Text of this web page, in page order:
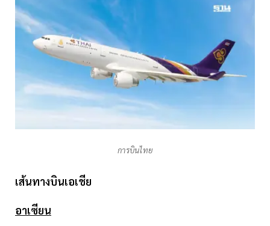
การบินไทย
เส้นทางบินเอเชีย
อาเซียน